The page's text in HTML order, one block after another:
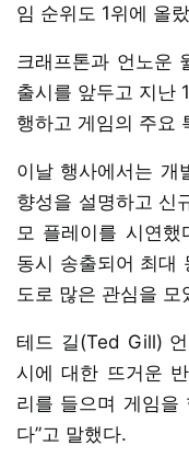
임 순위도 1위에 올
크래프톤과 언노운
출시를 앞두고 지난
행하고 게임의 주요
이날 행사에서는 개
향성을 설명하고 신
모 플레이를 시연했
동시 송출되어 최대
도로 많은 관심을 모
테드 길(Ted Gill)
시에 대한 뜨거운
리를 들으며 게임을
다”고 말했다.